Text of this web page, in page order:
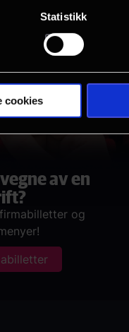
Statistikk
cookies
av en
og